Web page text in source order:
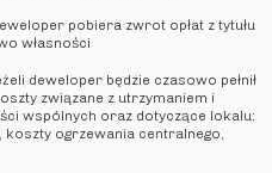
pobiera zwrot opłat z tytułu
własności
deweloper będzie czasowo pełnił
związane z utrzymaniem i
wspólnych oraz dotyczące lokalu:
koszty ogrzewania centralnego,